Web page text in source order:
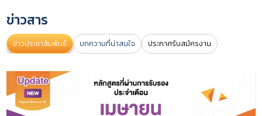
ข่าวสาร
ข่าวประชาสัมพันธ์ บทความที่น่าสนใจ ประกาศรับสมัครงาน